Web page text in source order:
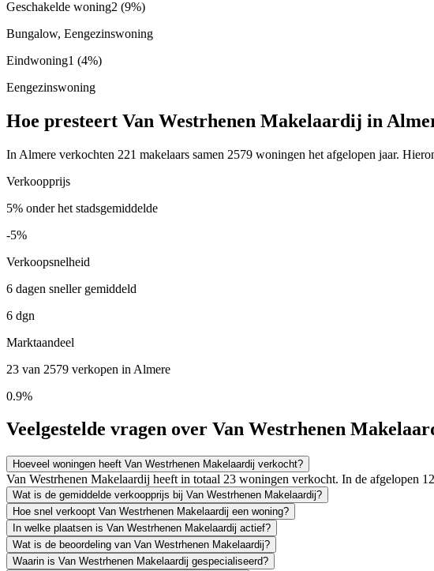
Geschakelde woning2 (9%)
Bungalow, Eengezinswoning
Eindwoning1 (4%)
Eengezinswoning
Hoe presteert Van Westrhenen Makelaardij in
In Almere verkochten 221 makelaars samen 2579 woningen het afgelopen jaar.
Verkoopprijs
5% onder het stadsgemiddelde
-5%
Verkoopsnelheid
6 dagen sneller gemiddeld
6 dgn
Marktaandeel
23 van 2579 verkopen in Almere
0.9%
Veelgestelde vragen over Van Westrhenen
Hoeveel woningen heeft Van Westrhenen Makelaardij verkocht?
Van Westrhenen Makelaardij heeft in totaal 23 woningen verkocht. In de afgelopen
Wat is de gemiddelde verkoopprijs bij Van Westrhenen Makelaardij?
Hoe snel verkoopt Van Westrhenen Makelaardij een woning?
In welke plaatsen is Van Westrhenen Makelaardij actief?
Wat is de beoordeling van Van Westrhenen Makelaardij?
Waarin is Van Westrhenen Makelaardij gespecialiseerd?